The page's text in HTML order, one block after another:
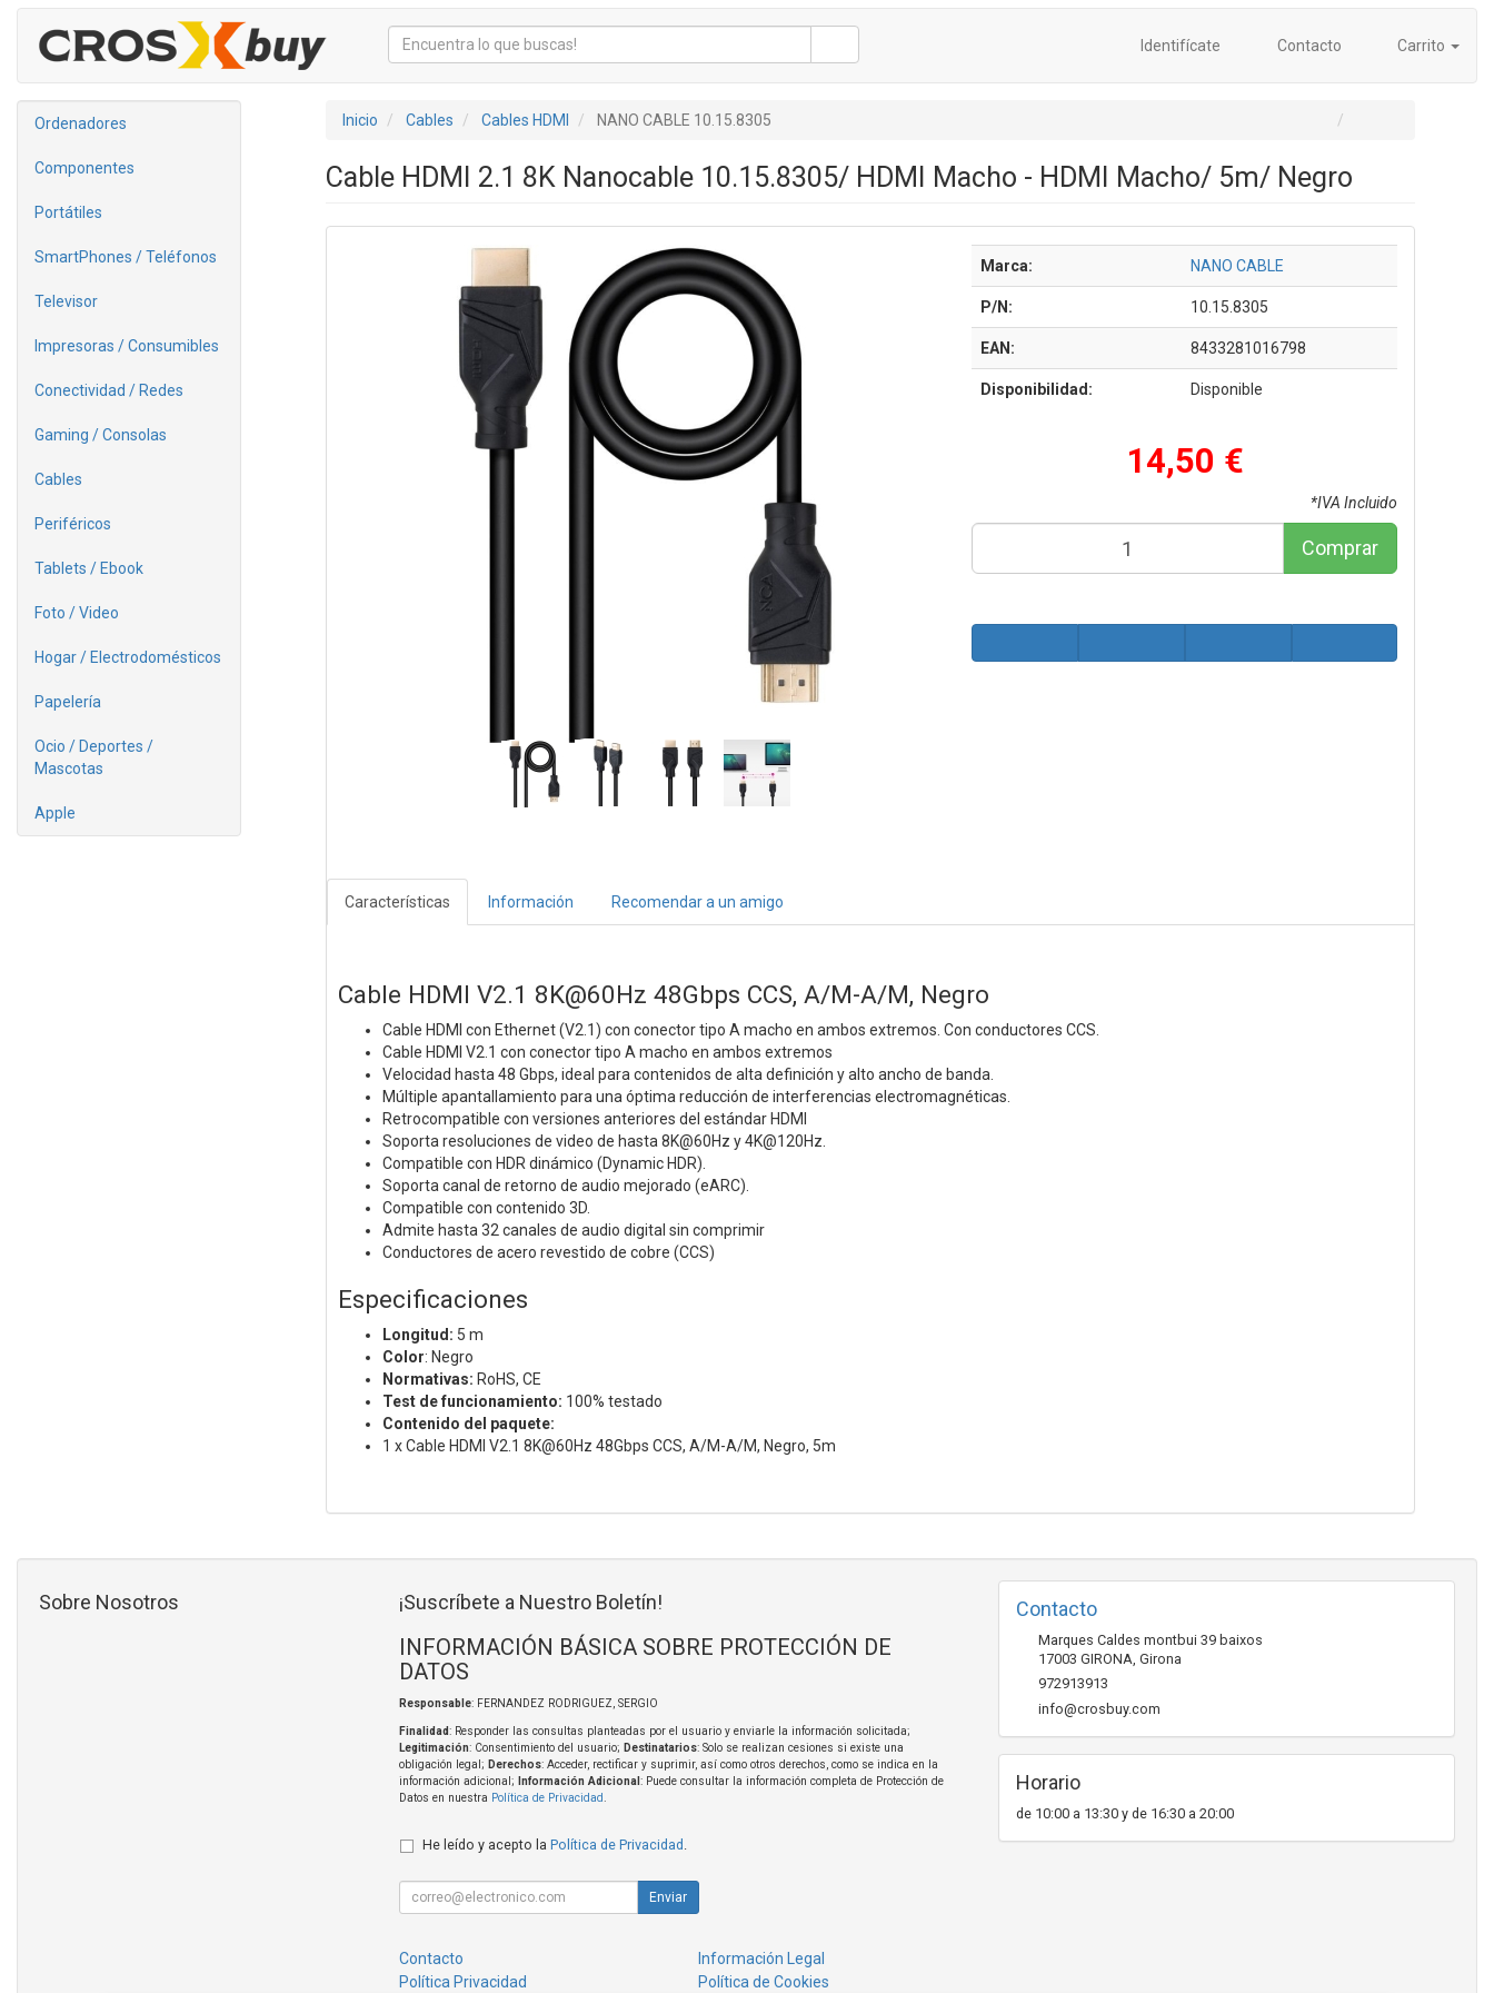
Identifícate Contacto Carrito
Ordenadores
Componentes
Portátiles
SmartPhones / Teléfonos
Televisor
Impresoras / Consumibles
Conectividad / Redes
Gaming / Consolas
Cables
Periféricos
Tablets / Ebook
Foto / Video
Hogar / Electrodomésticos
Papelería
Ocio / Deportes /
Mascotas
Apple
Inicio Cables Cables HDMI NANO CABLE 10.15.8305
Cable HDMI 2.1 8K Nanocable 10.15.8305/ HDMI Macho - HDMI Macho/ 5m/ Negro
Marca: NANO CABLE
P/N: 10.15.8305
EAN: 8433281016798
Disponibilidad: Disponible
14,50 €
*IVA Incluido
Comprar
Características Información Recomendar a un amigo
Cable HDMI V2.1 8K@60Hz 48Gbps CCS, A/M-A/M, Negro
Cable HDMI con Ethernet (V2.1) con conector tipo A macho en ambos extremos. Con conductores CCS.
Cable HDMI V2.1 con conector tipo A macho en ambos extremos
Velocidad hasta 48 Gbps, ideal para contenidos de alta definición y alto ancho de banda.
Múltiple apantallamiento para una óptima reducción de interferencias electromagnéticas.
Retrocompatible con versiones anteriores del estándar HDMI
Soporta resoluciones de video de hasta 8K@60Hz y 4K@120Hz.
Compatible con HDR dinámico (Dynamic HDR).
Soporta canal de retorno de audio mejorado (eARC).
Compatible con contenido 3D.
Admite hasta 32 canales de audio digital sin comprimir
Conductores de acero revestido de cobre (CCS)
Especificaciones
Longitud: 5 m
Color: Negro
Normativas: RoHS, CE
Test de funcionamiento: 100% testado
Contenido del paquete:
1 x Cable HDMI V2.1 8K@60Hz 48Gbps CCS, A/M-A/M, Negro, 5m
Sobre Nosotros ¡Suscríbete a Nuestro Boletín!
INFORMACIÓN BÁSICA SOBRE PROTECCIÓN DE
DATOS
Responsable: FERNANDEZ RODRIGUEZ, SERGIO
Finalidad: Responder las consultas planteadas por el usuario y enviarle la información solicitada;
Legitimación: Consentimiento del usuario; Destinatarios: Solo se realizan cesiones si existe una
obligación legal; Derechos: Acceder, rectificar y suprimir, así como otros derechos, como se indica en la
información adicional;
Información Adicional : Puede consultar la información completa de Protección de
Datos en nuestra Política de Privacidad.
He leído y acepto la Política de Privacidad .
Enviar
Contacto
Información Legal
Política Privacidad
Política de Cookies
Contacto
Marques Caldes montbui 39 baixos
17003 GIRONA, Girona
972913913
info@crosbuy.com
Horario
de 10:00 a 13:30 y de 16:30 a 20:00